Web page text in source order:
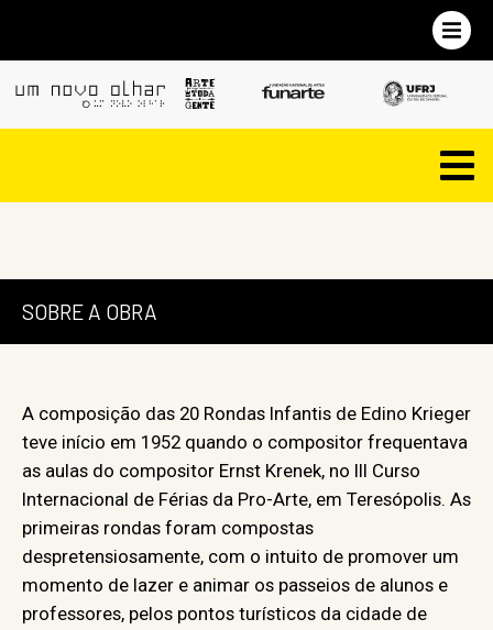
SOBRE A OBRA
A composição das 20 Rondas Infantis de Edino Krieger
teve início em 1952 quando o compositor frequentava
as aulas do compositor Ernst Krenek, no III Curso
Internacional de Férias da Pro-Arte, em Teresópolis. As
primeiras rondas foram compostas
despretensiosamente, com o intuito de promover um
momento de lazer e animar os passeios de alunos e
professores, pelos pontos turísticos da cidade de